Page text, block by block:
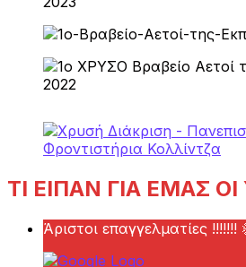
ΤΙ ΕΙΠΑΝ ΓΙΑ ΕΜΑΣ
Άριστοι επαγγελματίες !!!!!!!